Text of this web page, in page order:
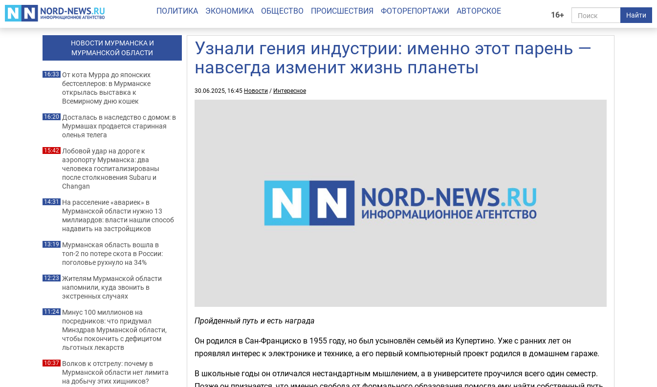
16+ Найти
ПОЛИТИКА ЭКОНОМИКА ОБЩЕСТВО ПРОИСШЕСТВИЯ ФОТОРЕПОРТАЖИ АВТОРСКОЕ
Узнали гения индустрии: именно этот парень —
навсегда изменит жизнь планеты
30.06.2025, 16:45 Новости / Интересное
Пройденный путь и есть награда
Он родился в Сан-Франциско в 1955 году, но был усыновлён семьёй из Купертино. Уже с ранних лет он
проявлял интерес к электронике и технике, а его первый компьютерный проект родился в домашнем гараже.
В школьные годы он отличался нестандартным мышлением, а в университете проучился всего один семестр.
НОВОСТИ МУРМАНСКА И
МУРМАНСКОЙ ОБЛАСТИ
16:33 От кота Мурра до японских
бестселлеров: в Мурманске
открылась выставка к
Всемирному дню кошек
16:20 Досталась в наследство с домом: в
Мурмашах продается старинная
оленья телега
15:42 Лобовой удар на дороге к
аэропорту Мурманска: два
человека госпитализированы
после столкновения Subaru и
Changan
14:31 На расселение «авариек» в
Мурманской области нужно 13
миллиардов: власти нашли способ
надавить на застройщиков
13:19 Мурманская область вошла в
топ-2 по потере скота в России:
поголовье рухнуло на 34%
12:23 Жителям Мурманской области
напомнили, куда звонить в
экстренных случаях
11:24 Минус 100 миллионов на
посредников: что придумал
Минздрав Мурманской области,
чтобы покончить с дефицитом
льготных лекарств
10:37 Волков к отстрелу: почему в
Мурманской области нет лимита
на добычу этих хищников?